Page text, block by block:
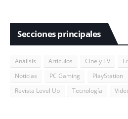
Secciones principales
Análisis Artículos Cine y TV
Noticias
PC Gaming PlayStation
Revista Level Up
Tecnología